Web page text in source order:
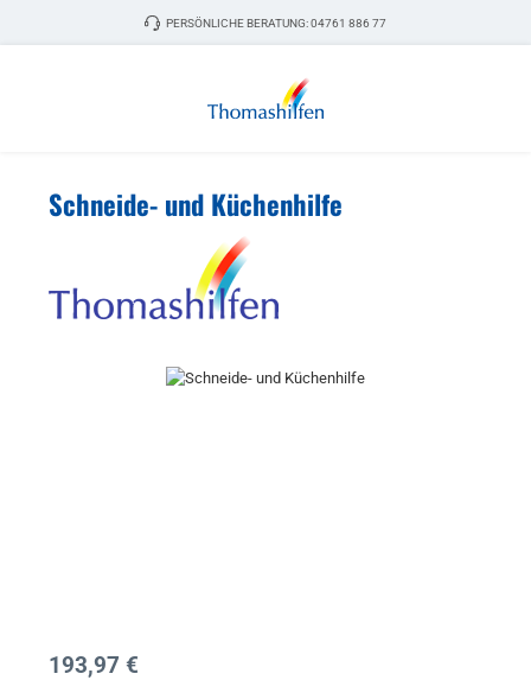
Zum Hauptinhalt springenPERSÖNLICHE BERATUNG:04761 886 77
Schneide- und Küchenhilfe
Bildergalerie überspringen
Regulärer Preis:
193,97 €